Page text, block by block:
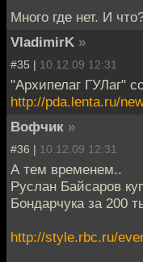
Много где нет. И
VladimirK »
#35 | 10.12.09 12:31
"Архипелаг ГУЛаг"
http://pda.lenta.ru/
Вофчик »
#36 | 10.12.09 12:31
А тем временем..
Руслан Байсаров
Бондарчука за 200
http://style.rbc.ru/